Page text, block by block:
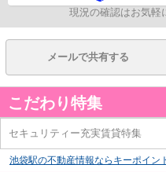
現況の確認はお気軽
メールで共有する
こだわり特集
セキュリティー充実賃貸特集
池袋駅の不動産情報ならキーポイン